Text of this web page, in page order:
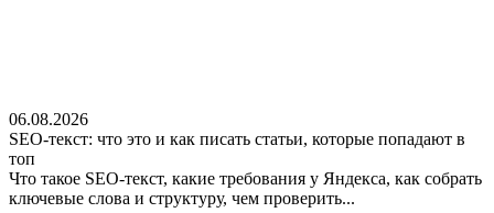
06.08.2026
SEO-текст: что это и как писать статьи, которые попадают в
топ
Что такое SEO-текст, какие требования у Яндекса, как собрать
ключевые слова и структуру, чем проверить...